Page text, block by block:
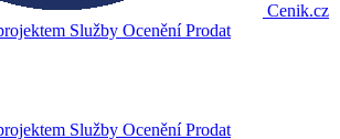
Cenik.cz
Služby OceněníProdat
Služby OceněníProdat